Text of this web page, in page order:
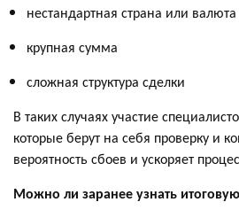
нестандартная страна или валюта
крупная сумма
сложная структура сделки
В таких случаях участие
которые берут на себя проверку и
вероятность сбоев и ускоряет
Можно ли заранее узнать